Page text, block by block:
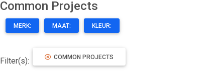
Common Projects
MERK: MAAT: KLEUR:
Filter(s): COMMON PROJECTS